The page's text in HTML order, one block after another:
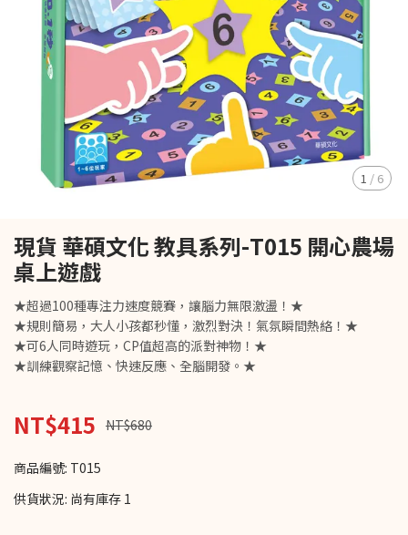
1 / 6
現貨 華碩文化 教具系列-T015 開心農場
桌上遊戲
★超過100種專注力速度競賽，讓腦力無限激盪！★
★規則簡易，大人小孩都秒懂，激烈對決！氣氛瞬間熱絡！★
★可6人同時遊玩，CP值超高的派對神物！★
★訓練觀察記憶、快速反應、全腦開發。★
NT$415 NT$680
商品編號: T015
供貨狀況: 尚有庫存 1